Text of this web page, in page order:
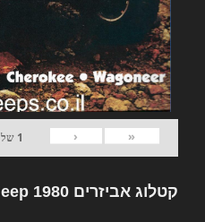
«
‹
1 של
קטלוג אביזרים Jeep 1980